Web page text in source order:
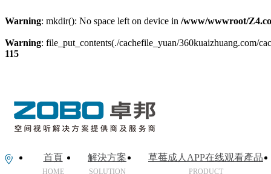
Warning: mkdir(): No space left on device in /www/wwwroot/
Warning: file_put_contents(./cachefile_yuan/360kuaizhuang.com/
115
首頁
HOME
解決方案
SOLUTION
草莓成人APP在线观看產品
PRODUCT